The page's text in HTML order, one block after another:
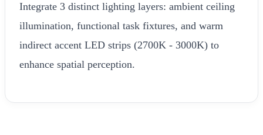
Integrate 3 distinct lighting layers: ambient ceiling
illumination, functional task fixtures, and warm
indirect accent LED strips (2700K - 3000K) to
enhance spatial perception.